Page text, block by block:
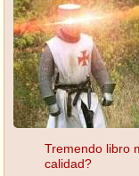
Tremendo libro
calidad?